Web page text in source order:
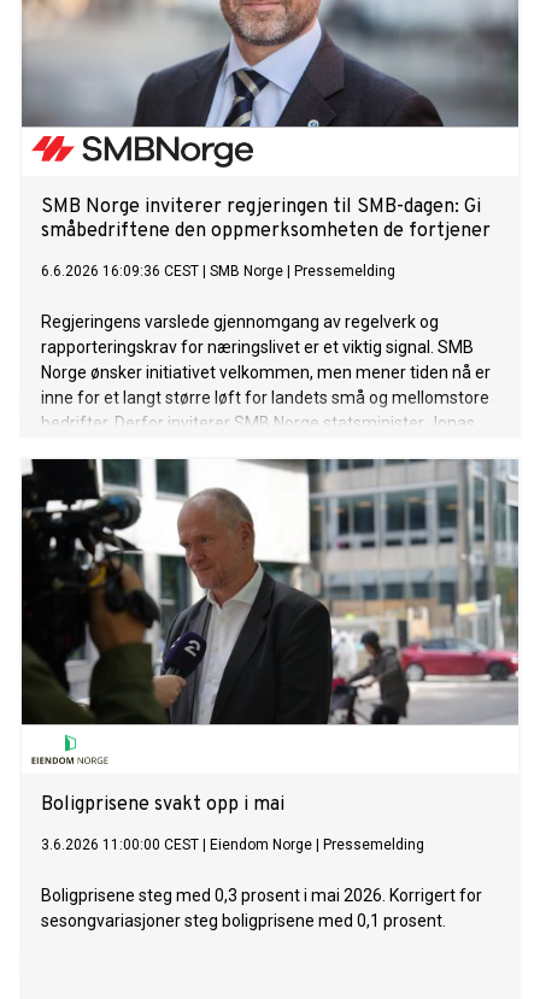
SMB Norge inviterer regjeringen til SMB-dagen: Gi
småbedriftene den oppmerksomheten de fortjener
6.6.2026 16:09:36 CEST SMB Norge Pressemelding
Regjeringens varslede gjennomgang av regelverk og
rapporteringskrav for næringslivet er et viktig signal. SMB
Norge ønsker initiativet velkommen, men mener tiden nå er
inne for et langt større løft for landets små og mellomstore
bedrifter. Derfor inviterer SMB Norge statsminister Jonas
næringsminister Cecilie Myrseth til markeringen av FNs
internasjonale dag for små og mellomstore bedrifter 27.
juni.
Boligprisene svakt opp i mai
3.6.2026 11:00:00 CEST Eiendom Norge Pressemelding
Boligprisene steg med 0,3 prosent i mai 2026. Korrigert for
sesongvariasjoner steg boligprisene med 0,1 prosent.